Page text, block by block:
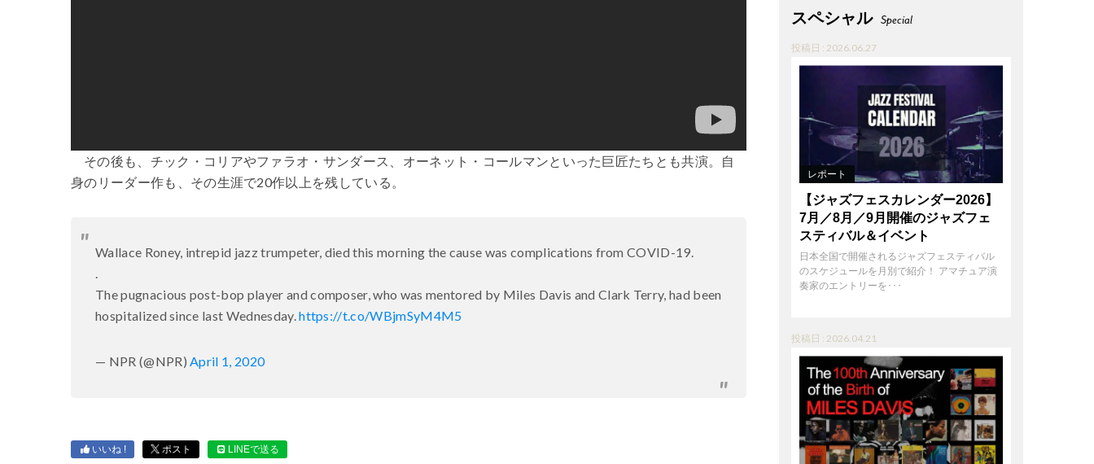
その後も、チック・コリアやファラオ・サンダース、オーネット・コールマンといった巨匠たちとも共演。自
身のリーダー作も、その生涯で20作以上を残している。
Wallace Roney, intrepid jazz trumpeter, died this morning the cause was complications from COVID-19.
.
The pugnacious post-bop player and composer, who was mentored by Miles Davis and Clark Terry, had been
hospitalized since last Wednesday.https://t.co/WBjmSyM4M5
— NPR (@NPR)April 1, 2020
いいね ! ポスト LINEで送る
スペシャル Special
投稿日 : 2026.06.27
レポート
【ジャズフェスカレンダー2026】
7月／8月／9月開催のジャズフェ
スティバル＆イベント
日本全国で開催されるジャズフェスティバル
のスケジュールを月別で紹介！ アマチュア演
奏家のエントリーを･･･
投稿日 : 2026.04.21